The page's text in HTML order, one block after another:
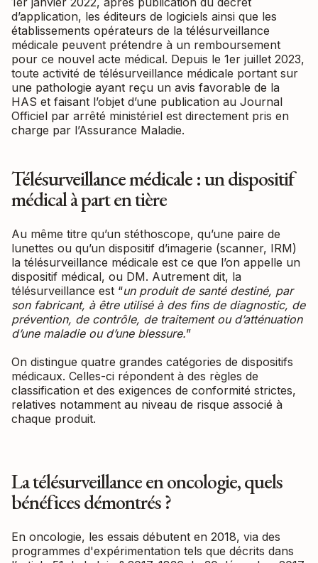
d’application, les éditeurs de logiciels ainsi que les
établissements opérateurs de la télésurveillance
médicale peuvent prétendre à un remboursement
pour ce nouvel acte médical. Depuis le 1er juillet 2023,
toute activité de télésurveillance médicale portant sur
une pathologie ayant reçu un avis favorable de la
HAS et faisant l’objet d’une publication au Journal
Officiel par arrêté ministériel est directement pris en
charge par l’Assurance Maladie.
Télésurveillance médicale : un dispositif
médical à part en tière
Au même titre qu’un stéthoscope, qu’une paire de
lunettes ou qu’un dispositif d’imagerie (scanner, IRM)
la télésurveillance médicale est ce que l’on appelle un
dispositif médical, ou DM. Autrement dit, la
télésurveillance est “un produit de santé destiné, par
son fabricant, à être utilisé à des fins de diagnostic, de
prévention, de contrôle, de traitement ou d’atténuation
d’une maladie ou d’une blessure.”
On distingue quatre grandes catégories de dispositifs
médicaux. Celles-ci répondent à des règles de
classification et des exigences de conformité strictes,
relatives notamment au niveau de risque associé à
chaque produit.
La télésurveillance en oncologie, quels
bénéfices démontrés ?
En oncologie, les essais débutent en 2018, via des
programmes d'expérimentation tels que décrits dans